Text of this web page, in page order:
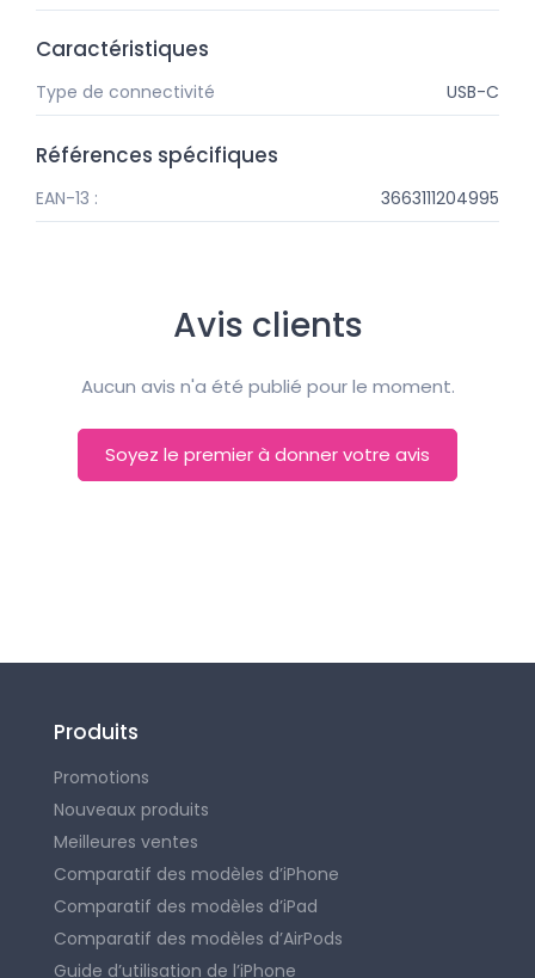
Caractéristiques
Type de connectivité USB-C
Références spécifiques
EAN-13 : 3663111204995
Avis clients
Aucun avis n'a été publié pour le moment.
Soyez le premier à donner votre avis
Produits
Promotions
Nouveaux produits
Meilleures ventes
Comparatif des modèles d’iPhone
Comparatif des modèles d’iPad
Comparatif des modèles d’AirPods
Guide d’utilisation de l’iPhone